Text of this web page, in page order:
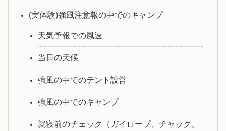
(実体験)強風注意報の中でのキャンプ
天気予報での風速
当日の天候
強風の中でのテント設営
強風の中でのキャンプ
就寝前のチェック（ガイロープ、チャック、